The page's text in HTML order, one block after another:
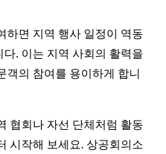
하면 지역 행사 일정이 역동
. 이는 지역 사회의 활력을
객의 참여를 용이하게 합니
협회나 자선 단체처럼 활동
시작해 보세요. 상공회의소